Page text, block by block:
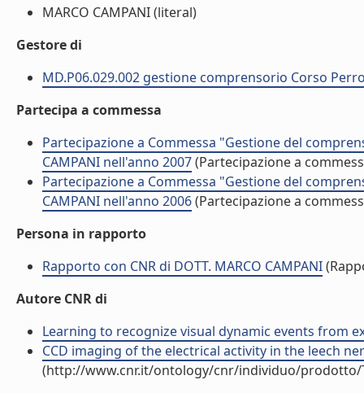
MARCO CAMPANI (literal)
Gestore di
MD.P06.029.002 gestione comprensorio Corso
Partecipa a commessa
Partecipazione a Commessa "Gestione del
CAMPANI nell'anno 2007(Partecipazione a
Partecipazione a Commessa "Gestione del
CAMPANI nell'anno 2006(Partecipazione a
Persona in rapporto
Rapporto con CNR di DOTT. MARCO CAMPANI
Autore CNR di
Learning to recognize visual dynamic events from
CCD imaging of the electrical activity in the leech
(http://www.cnr.it/ontology/cnr/individuo/prodotto/